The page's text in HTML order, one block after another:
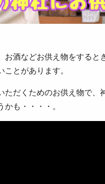
お酒などお供え物をすると
とがあります。
ただくためのお供え物で、
も・・・・。